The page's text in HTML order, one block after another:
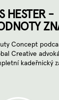
HESTER -
Concept
Creative
kadeřnický